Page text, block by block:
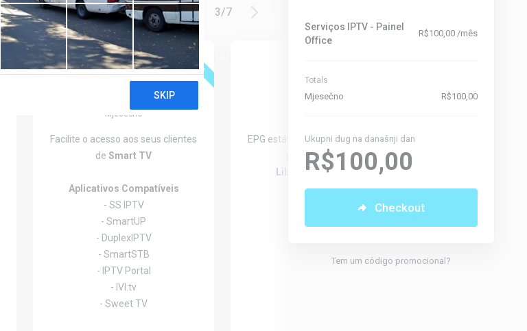
3/7
Destaque
Smart STB v3
R$99,90
Mjesečno
Facilite o acesso aos seus clientes
de Smart TV
Aplicativos Compatíveis
- SS IPTV
- SmartUP
- DuplexIPTV
- SmartSTB
- IPTV Portal
- IVI.tv
- Sweet TV
R$49,90
EPG estável e atualizado para seu
servidor de IPTV
Liberação Imediata!
Smart TV
Serviços IPTV - Painel
Office
R$100,00 /mês
Totals
Mjesečno R$100,00
Ukupni dug na današnji dan
R$100,00
Checkout
Tem um código promocional?